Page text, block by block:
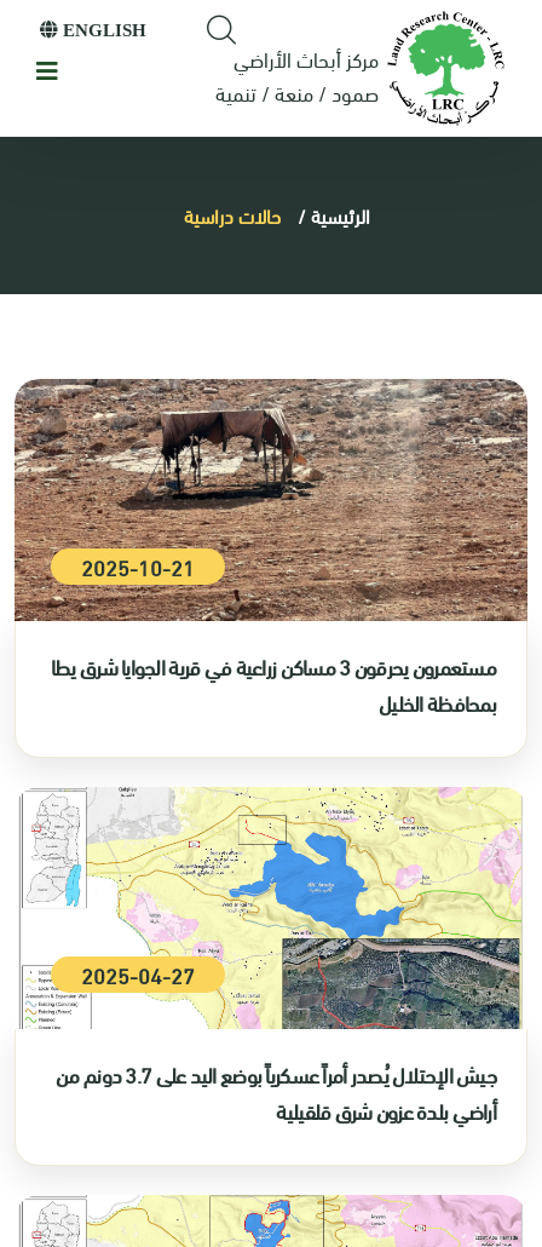
مركز أبحاث الأراضي
صمود / منعة / تنمية
ENGLISH
الرئيسية/ حالات دراسية
2025-10-21
مستعمرون يحرقون 3 مساكن زراعية في قرية الجوايا شرق يطا
بمحافظة الخليل
2025-04-27
جيش الإحتلال يُصدر أمراً عسكرياً بوضع اليد على 3.7 دونم من
أراضي بلدة عزون شرق قلقيلية